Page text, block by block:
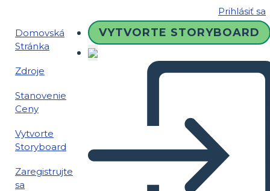
Prihlásiť sa
Domovská
Stránka
Zdroje
Stanovenie
Ceny
Vytvorte
Storyboard
Zaregistrujte
sa
VYTVORTE STORYBOARD